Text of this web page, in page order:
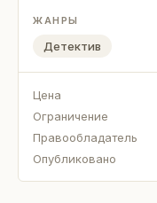
ЖАНРЫ
Детектив
Цена
Ограничение
Правообладатель
Опубликовано